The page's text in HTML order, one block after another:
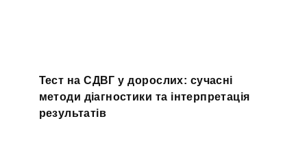
Тест на СДВГ у дорослих: сучасні
методи діагностики та інтерпретація
результатів